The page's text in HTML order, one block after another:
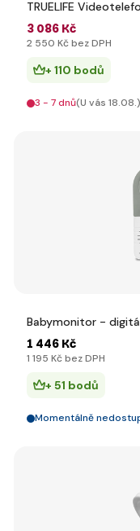
TRUELIFE
3 086 Kč
2 550 Kč bez DPH
+ 110 bodů
3 - 7 dnů(U vás 18.08.)
Babymonitor -
1 446 Kč
1 195 Kč bez DPH
+ 51 bodů
Momentálně